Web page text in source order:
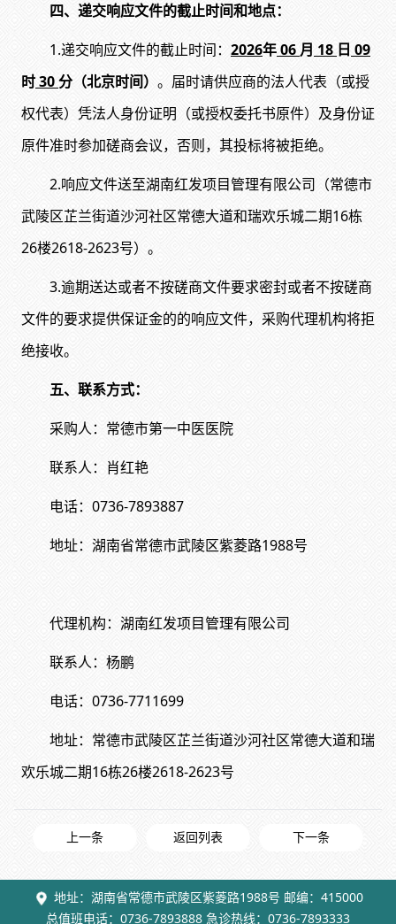
四、递交响应文件的截止时间和地点：
1.递交响应文件的截止时间： 2026年06 月 18 日 09
时30分（北京时间） 。届时请供应商的法人代表（或授
权代表）凭法人身份证明（或授权委托书原件）及身份证
原件准时参加磋商会议，否则，其投标将被拒绝。
2.响应文件送至湖南红发项目管理有限公司（常德市
武陵区芷兰街道沙河社区常德大道和瑞欢乐城二期16栋
26楼2618-2623号） 。
3.逾期送达或者不按磋商文件要求密封或者不按磋商
文件的要求提供保证金的的响应文件，采购代理机构将拒
绝接收。
五、联系方式：
采购人：常德市第一中医医院
联系人：肖红艳
电话： 0736-7893887
地址：湖南省常德市武陵区紫菱路1988号
代理机构：湖南红发项目管理有限公司
联系人：杨鹏
电话：0736-7711699
地址：常德市武陵区芷兰街道沙河社区常德大道和瑞
欢乐城二期16栋26楼2618-2623号
上一条 返回列表 下一条
地址：湖南省常德市武陵区紫菱路1988号 邮编：415000
总值班电话：0736-7893888 急诊热线：0736-7893333